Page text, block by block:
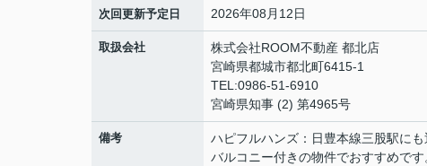
次回更新予定日 2026年08月12日
取扱会社
株式会社ROOM不動産 都北店
宮崎県都城市都北町6415-1
TEL:0986-51-6910
宮崎県知事 (2) 第4965号
備考
ハピフルハンズ：日豊本線三股駅に
バルコニー付きの物件でおすすめで